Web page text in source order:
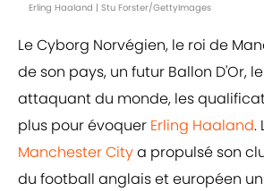
Erling Haaland | Stu Forster/GettyImages
Le Cyborg Norvégien, le roi de
de son pays, un futur Ballon D'Or,
attaquant du monde, les
plus pour évoquer Erling Haaland.
Manchester Citya propulsé son
du football anglais et européen